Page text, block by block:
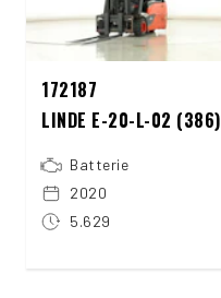
172187
LINDE E-20-L-02 (386)
Batterie
2020
5.629